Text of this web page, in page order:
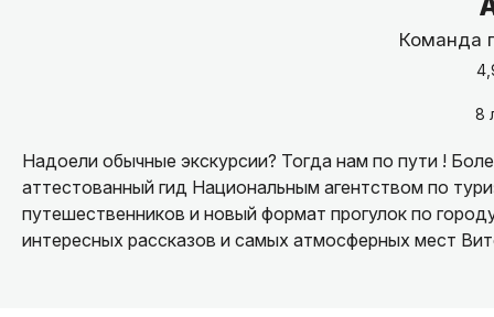
Команда
8
Надоели обычные экскурсии? Тогда нам по пути !
аттестованный гид Национальным агентством по
путешественников и новый формат прогулок по
интересных рассказов и самых атмосферных мест